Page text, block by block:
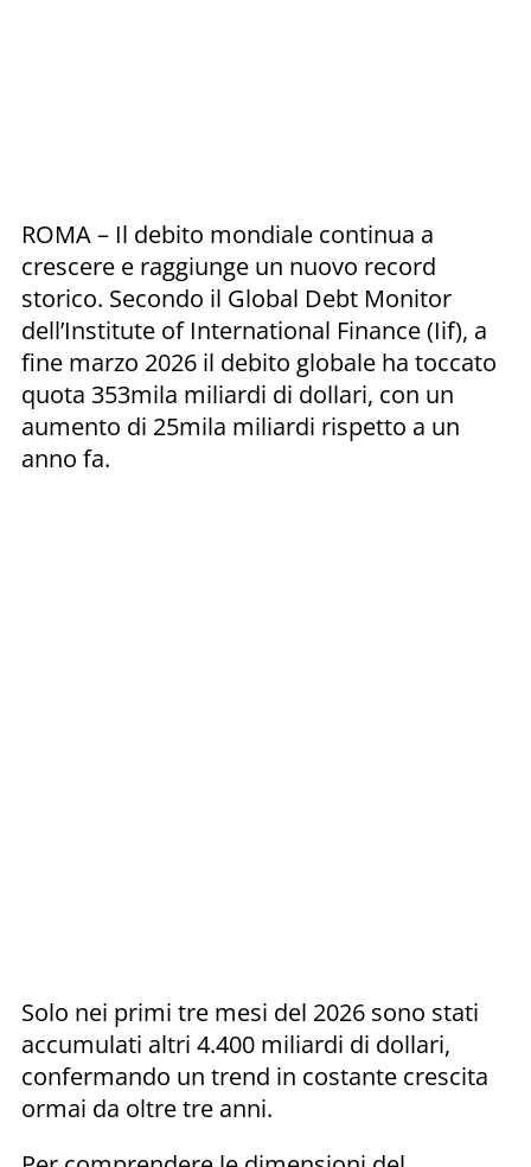
ROMA – Il debito mondiale continua a
crescere e raggiunge un nuovo record
storico. Secondo il Global Debt Monitor
dell’Institute of International Finance (Iif), a
fine marzo 2026 il debito globale ha toccato
quota 353mila miliardi di dollari, con un
aumento di 25mila miliardi rispetto a un
anno fa.
Solo nei primi tre mesi del 2026 sono stati
accumulati altri 4.400 miliardi di dollari,
confermando un trend in costante crescita
ormai da oltre tre anni.